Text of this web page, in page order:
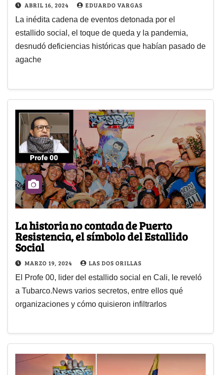
ABRIL 16, 2024 EDUARDO VARGAS
La inédita cadena de eventos detonada por el
estallido social, el toque de queda y la pandemia,
desnudó deficiencias históricas que habían pasado de
agache
La historia no contada de Puerto
Resistencia, el símbolo del Estallido
Social
MARZO 19, 2024 LAS DOS ORILLAS
El Profe 00, lider del estallido social en Cali, le reveló
a Tubarco.News varios secretos, entre ellos qué
organizaciones y cómo quisieron infiltrarlos